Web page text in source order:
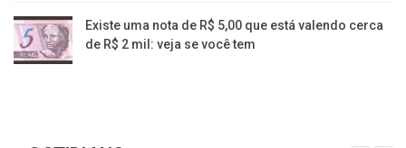
Existe uma nota de R$ 5,00 que está valendo cerca
de R$ 2 mil: veja se você tem